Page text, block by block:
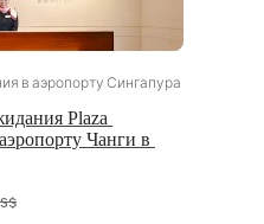
Plaza
Чанги в
в аэропорту Сингапура